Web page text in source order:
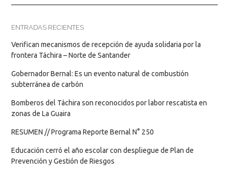
ENTRADAS RECIENTES
Verifican mecanismos de recepción de ayuda solidaria por la
frontera Táchira – Norte de Santander
Gobernador Bernal: Es un evento natural de combustión
subterránea de carbón
Bomberos del Táchira son reconocidos por labor rescatista en
zonas de La Guaira
RESUMEN // Programa Reporte Bernal N° 250
Educación cerró el año escolar con despliegue de Plan de
Prevención y Gestión de Riesgos